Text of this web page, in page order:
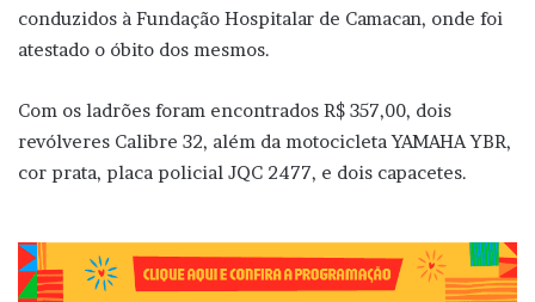
conduzidos à Fundação Hospitalar de Camacan, onde foi
atestado o óbito dos mesmos.
Com os ladrões foram encontrados R$ 357,00, dois
revólveres Calibre 32, além da motocicleta YAMAHA YBR,
cor prata, placa policial JQC 2477, e dois capacetes.